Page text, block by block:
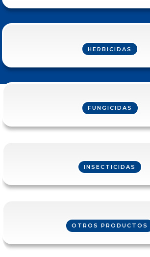
HERBICIDAS
FUNGICIDAS
INSECTICIDAS
OTROS PRODUCTOS